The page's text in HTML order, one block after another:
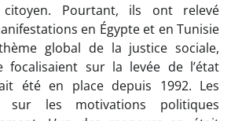
citoyen. Pourtant, ils ont relevé
en Égypte et en Tunisie
global de la justice sociale,
focalisaient sur la levée de l’état
été en place depuis 1992. Les
sur les motivations politiques